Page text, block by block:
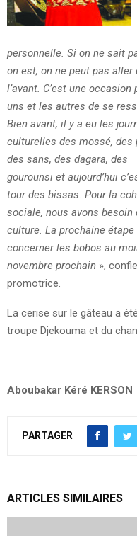
personnelle. Si on ne sait
on est, on ne peut pas aller
l’avant. C’est une occasion
uns et les autres de se
Bien avant, il y a eu les
culturelles des mossé, des
des sans, des dagara, des
gourounsi et aujourd’hui
tour des bissas. Pour la
sociale, nous avons besoin
culture. La prochaine étape
concerner les bobos au
novembre prochain »,
promotrice.
La cerise sur le gâteau a
troupe Djekouma et du
Aboubakar Kéré KERSON
PARTAGER
ARTICLES SIMILAIRES